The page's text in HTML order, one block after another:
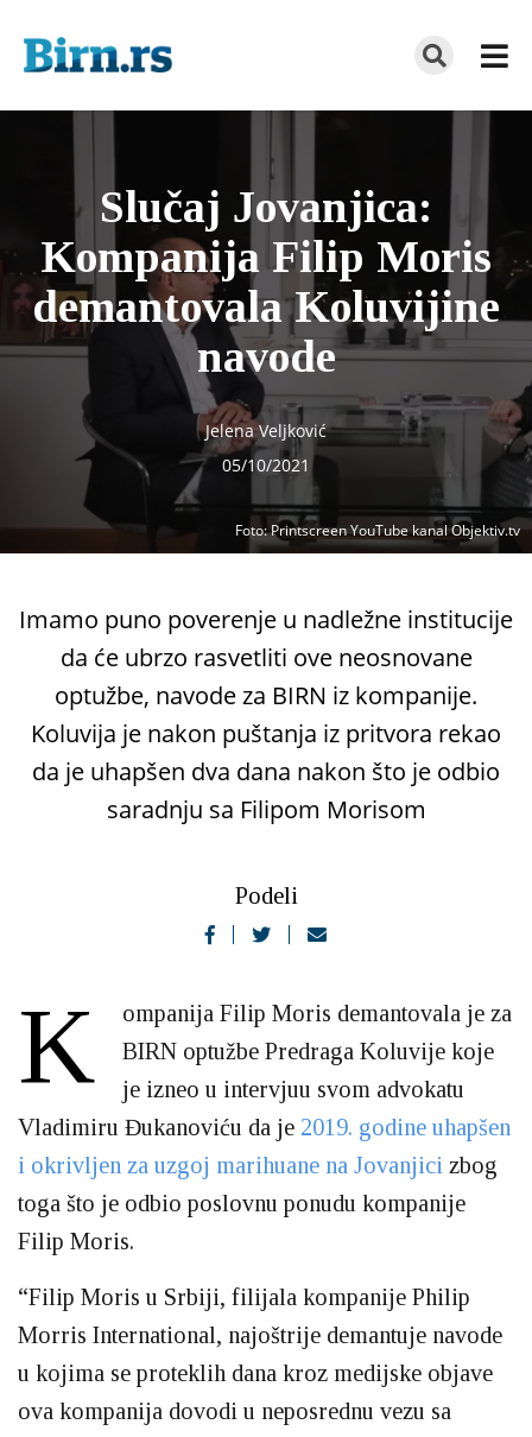
Foto: Printscreen YouTube kanal Objektiv.tv
Slučaj Jovanjica:
Kompanija Filip Moris
demantovala Koluvijine
navode
Jelena Veljković
05/10/2021
Imamo puno poverenje u nadležne institucije
da će ubrzo rasvetliti ove neosnovane
optužbe, navode za BIRN iz kompanije.
Koluvija je nakon puštanja iz pritvora rekao
da je uhapšen dva dana nakon što je odbio
saradnju sa Filipom Morisom
Podeli
K
ompanija Filip Moris demantovala je za
BIRN optužbe Predraga Koluvije koje
je izneo u intervjuu svom advokatu
Vladimiru Đukanoviću da je 2019. godine uhapšen
i okrivljen za uzgoj marihuane na Jovanjici zbog
toga što je odbio poslovnu ponudu kompanije
Filip Moris.
“Filip Moris u Srbiji, filijala kompanije Philip
Morris International, najoštrije demantuje navode
u kojima se proteklih dana kroz medijske objave
ova kompanija dovodi u neposrednu vezu sa